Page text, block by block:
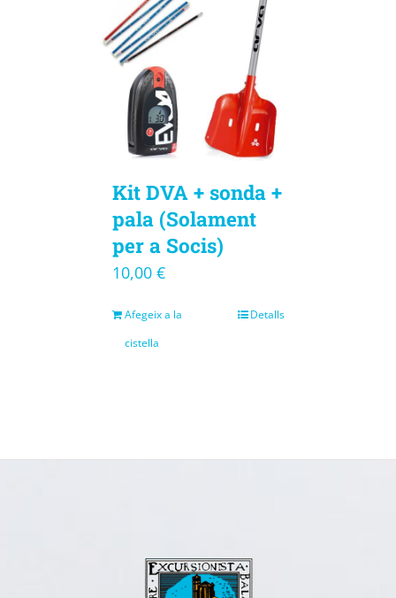
Kit DVA + sonda +
pala (Solament
per a Socis)
10,00 €
Afegeix a la
cistella
Detalls